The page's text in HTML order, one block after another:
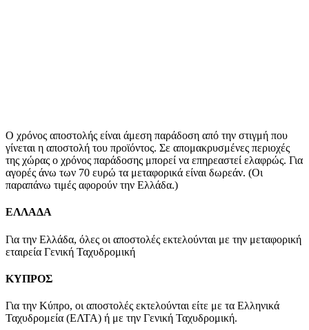
Ο χρόνος αποστολής είναι άμεση παράδοση από την στιγμή που
γίνεται η αποστολή του προϊόντος. Σε απομακρυσμένες περιοχές
της χώρας ο χρόνος παράδοσης μπορεί να επηρεαστεί ελαφρώς. Για
αγορές άνω των 70 ευρώ τα μεταφορικά είναι δωρεάν. (Οι
παραπάνω τιμές αφορούν την Ελλάδα.)
ΕΛΛΑΔΑ
Για την Ελλάδα, όλες οι αποστολές εκτελούνται με την μεταφορική
εταιρεία Γενική Ταχυδρομική
ΚΥΠΡΟΣ
Για την Κύπρο, οι αποστολές εκτελούνται είτε με τα Ελληνικά
Ταχυδρομεία (ΕΛΤΑ) ή με την Γενική Ταχυδρομική.